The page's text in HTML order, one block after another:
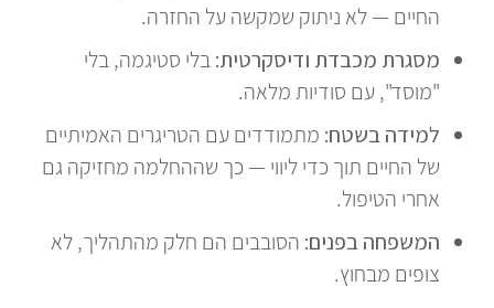
החיים — לא ניתוק שמקשה על החזרה.
מסגרת מכבדת ודיסקרטית:בלי סטיגמה, בלי
"מוסד", עם סודיות מלאה.
למידה בשטח: מתמודדים עם הטריגרים האמיתיים
של החיים תוך כדי ליווי — כך שההחלמה מחזיקה גם
אחרי הטיפול.
המשפחה בפנים: הסובבים הם חלק מהתהליך, לא
צופים מבחוץ.